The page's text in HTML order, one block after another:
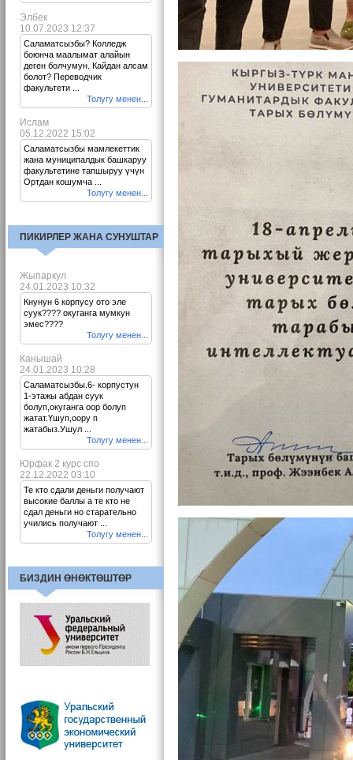
Элбек
10.07.2023 12:37
Саламатсызбы? Колледж
боюнча маалымат алайын
деген болчумун. Кайдан алсам
болот? Переводчик
факультети ...
Толугу менен...
Ислам
05.12.2022 15:02
Саламатсызбы мамлекеттик
жана муниципалдык башкаруу
факультетине тапшыруу үчүн
Ортдан кошумча ...
Толугу менен...
ПИКИРЛЕР ЖАНА СУНУШТАР
Жыпаркул
24.01.2023 10:32
Кнунун 6 корпусу ото эле
суук???? окуганга мумкун
эмес????
Толугу менен...
Канышай
24.01.2023 10:28
Саламатсызбы.6- корпустун
1-этажы абдан суук
болуп,окуганга оор болуп
жатат.Үшуп,оору п
жатабыз.Ушул ...
Толугу менен...
Юрфак 2 курс спо
22.12.2022 03:10
Те кто сдали деньги получают
высокие баллы а те кто не
сдал деньги но старательно
учились получают ...
Толугу менен...
БИЗДИН ӨНӨКТӨШТӨР